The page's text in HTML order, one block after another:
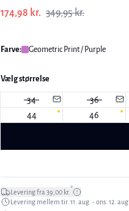
174,98 kr. 349,95 kr.
Farve: Geometric Print / Purple
Vælg størrelse
34 36
44
46
Levering fra 39,00 kr.*
Levering mellem tir. 11. aug. - ons. 12. aug.